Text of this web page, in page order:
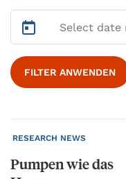
FILTER ANWENDEN
RESEARCH NEWS
Pumpenwiedas